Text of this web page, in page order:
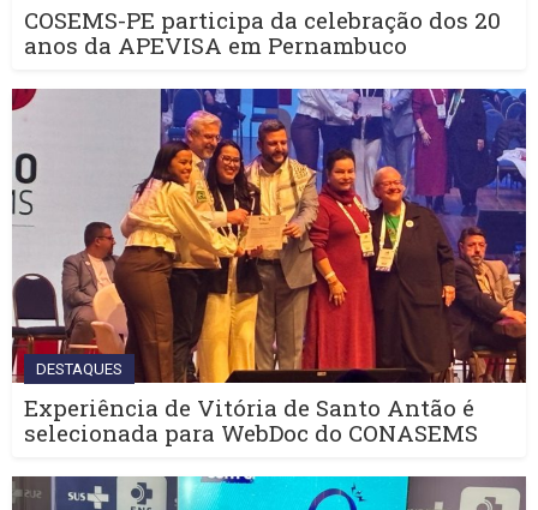
COSEMS-PE participa da celebração dos 20
anos da APEVISA em Pernambuco
DESTAQUES
Experiência de Vitória de Santo Antão é
selecionada para WebDoc do CONASEMS